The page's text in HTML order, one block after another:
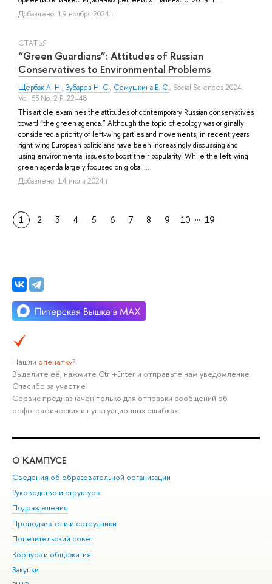
Добавлено: 19 ноября 2024 г.
СТАТЬЯ
“Green Guardians”: Attitudes of Russian
Conservatives to Environmental Problems
Щербак А. Н., Зубарев Н. С., Семушкина Е. С., Social Sciences 2024
Vol. 55 No. 2 P. 22–48
This article examines the attitudes of contemporary Russian conservatives
toward “the green agenda.” Although the topic of ecology was originally
considered a priority of left-wing parties and movements, in recent years
right-wing European politicians have been increasingly discussing and
using environmental issues to boost their popularity. While the left-wing
green agenda largely focused on global ...
Добавлено: 14 июля 2024 г.
1 2 3 4 5 6 7 8 9 10 … 19
Нашли опечатку?
Выделите её, нажмите Ctrl+Enter и отправьте нам уведомление.
Спасибо за участие!
Сервис предназначен только для отправки сообщений об
орфографических и пунктуационных ошибках.
О КАМПУСЕ
Сведения об образовательной организации
Руководство и структура
Подразделения
Преподаватели и сотрудники
Попечительский совет
Корпуса и общежития
Закупки